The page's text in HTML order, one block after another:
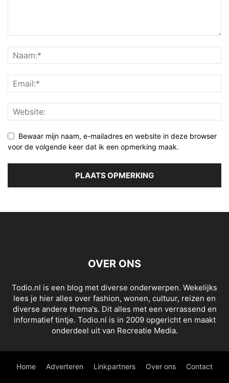
Bewaar mijn naam, e-mailadres en website in deze browser
voor de volgende keer dat ik een opmerking maak.
OVER ONS
Todio.nl is een blog met diverse onderwerpen. Wekelijks
lees je hier alles over fashion, wonen, cultuur, reizen en
diverse andere thema's. Dit alles met een verrassend en
informatief tintje. Todio.nl is in 2009 opgericht en maakt
onderdeel uit van Recreatie Media.
Home Adverteren Linkpartners Over ons Contact